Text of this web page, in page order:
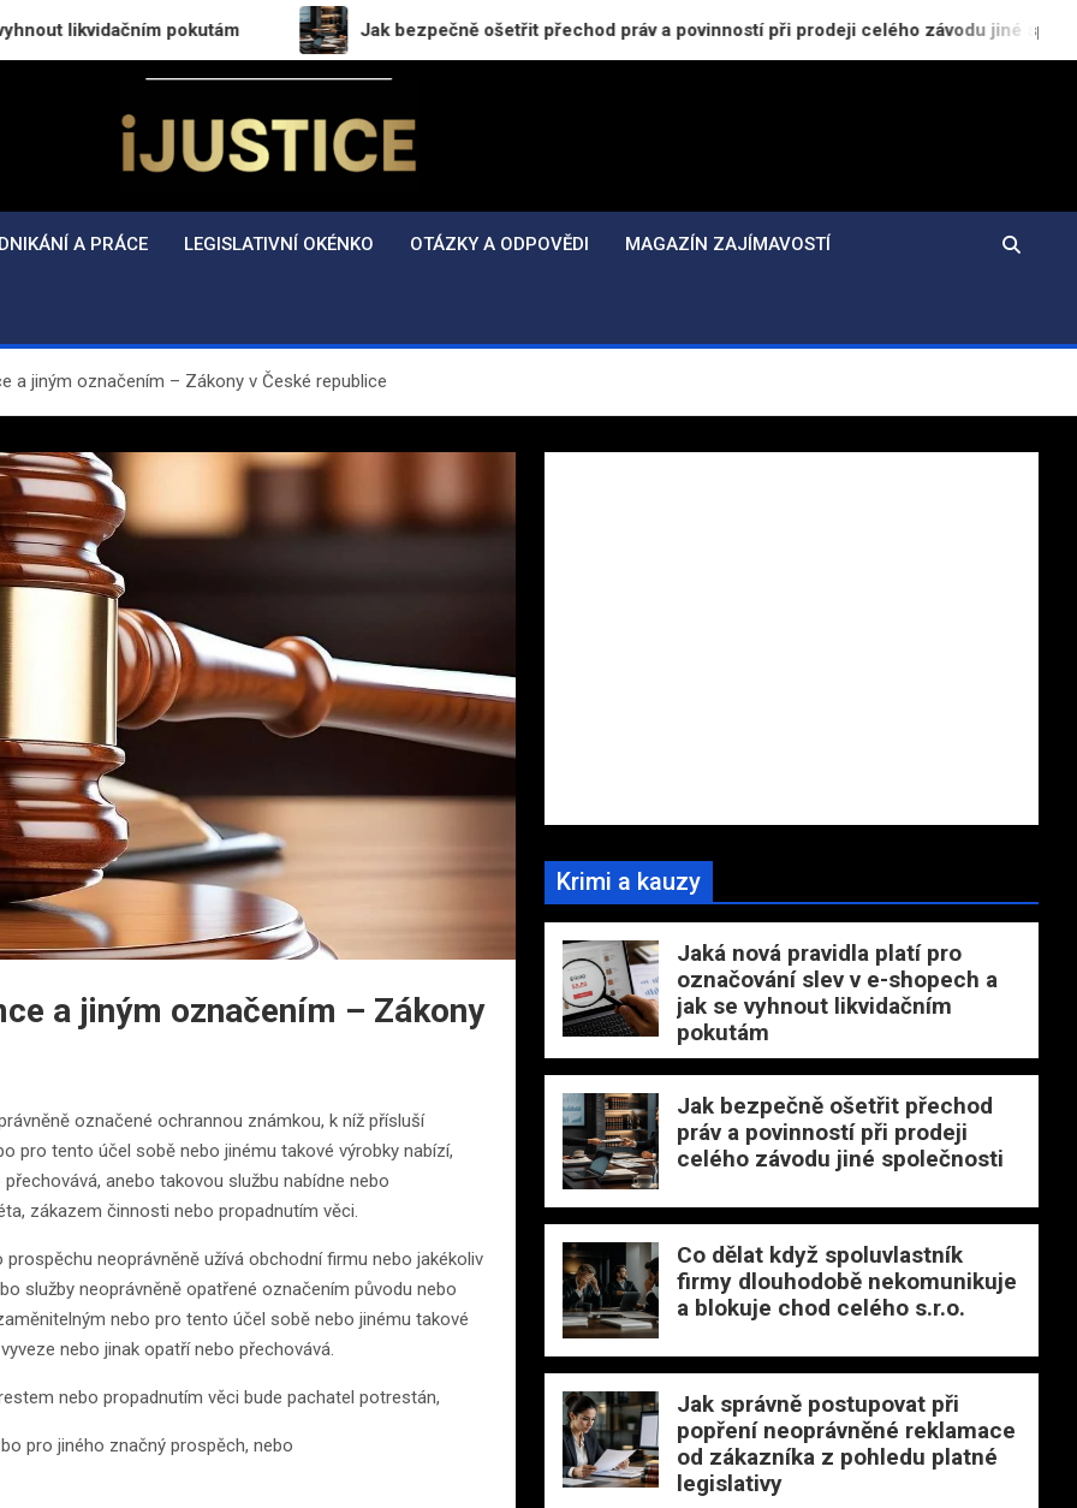
pokutám Jak bezpečně ošetřit přechod práv a povinností při prodeji celého závodu jiné společnosti
i-Justice.cz
Právo, legislativa a finance v praxi
A PRÁCE LEGISLATIVNÍ OKÉNKO OTÁZKY A ODPOVĚDI MAGAZÍN ZAJÍMAVOSTÍ
a jiným označením – Zákony v České republice
a jiným označením – Zákony
označené ochrannou známkou, k níž přísluší
pro tento účel sobě nebo jinému takové výrobky nabízí,
anebo takovou službu nabídne nebo
zákazem činnosti nebo propadnutím věci.
neoprávněně užívá obchodní firmu nebo jakékoliv
služby neoprávněně opatřené označením původu nebo
nebo pro tento účel sobě nebo jinému takové
nebo jinak opatří nebo přechovává.
nebo propadnutím věci bude pachatel potrestán,
pro jiného značný prospěch, nebo
Krimi a kauzy
Jaká nová pravidla platí pro
označování slev v e-shopech a
jak se vyhnout likvidačním
pokutám
Jak bezpečně ošetřit přechod
práv a povinností při prodeji
celého závodu jiné společnosti
Co dělat když spoluvlastník
firmy dlouhodobě nekomunikuje
a blokuje chod celého s.r.o.
Jak správně postupovat při
popření neoprávněné reklamace
od zákazníka z pohledu platné
legislativy